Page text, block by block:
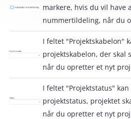
markere, hvis du vil have
nummertildeling, når du
I feltet "Projektskabelon"
projektskabelon, der skal
når du opretter et nyt
I feltet "Projektstatus"
projektstatus, projektet
når du opretter et nyt